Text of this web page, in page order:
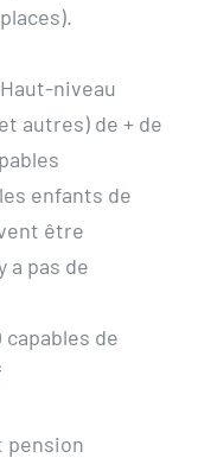
niveau
autres) de + de
enfants de
être
a pas de
capables de
pension